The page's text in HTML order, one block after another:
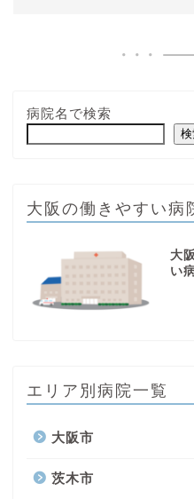
病院名で検索
大阪の働きやすい病
大
い
エリア別病院一覧
大阪市
茨木市